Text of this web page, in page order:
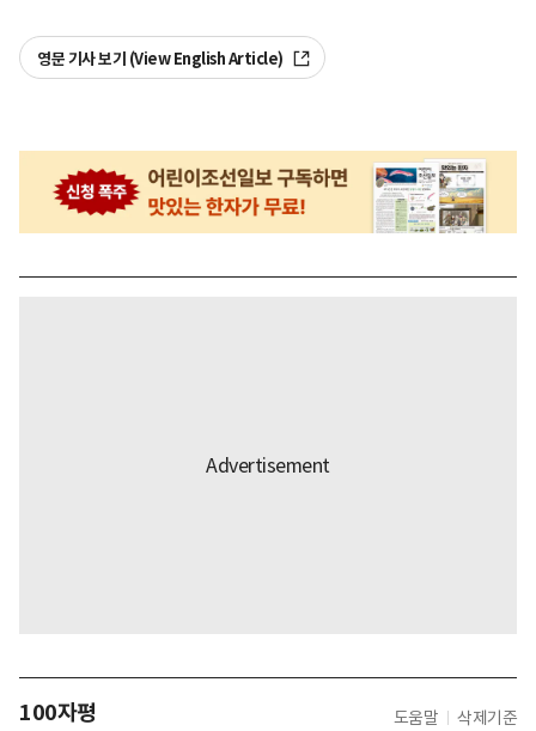
영문 기사 보기 (View English Article)
100자평 도움말 삭제기준